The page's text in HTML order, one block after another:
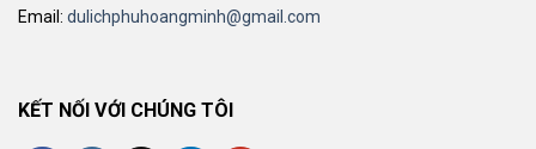
Email: dulichphuhoangminh@gmail.com
KẾT NỐI VỚI CHÚNG TÔI